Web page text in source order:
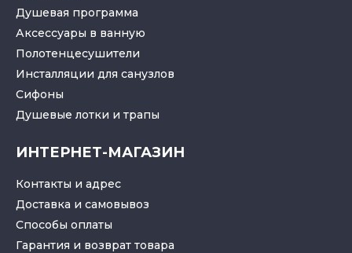
Душевая программа
Аксессуары в ванную
Полотенцесушители
Инсталляции для санузлов
Cифоны
Душевые лотки и трапы
ИНТЕРНЕТ-МАГАЗИН
Контакты и адрес
Доставка и самовывоз
Способы оплаты
Гарантия и возврат товара